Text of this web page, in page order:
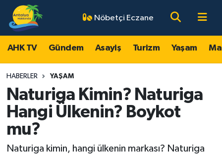
Nöbetçi Eczane
AHK TV Gündem Asayiş Turizm Yaşam
HABERLER YAŞAM
Naturiga Kimin? Naturiga
Hangi Ülkenin? Boykot
mu?
Naturiga kimin, hangi ülkenin markası? Naturiga
AHK TV
Gündem
Asayiş
Turizm
Antalya Nöbetçi Eczaneler
Antalya Hava Durumu
Antalya Namaz Vakitleri
Antalya Trafik Yoğunluk Haritası